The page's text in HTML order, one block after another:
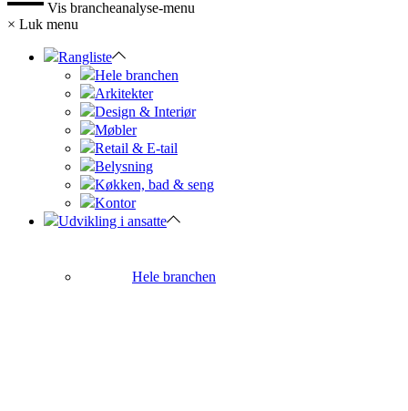
Vis brancheanalyse-menu
× Luk menu
Rangliste
Hele branchen
Arkitekter
Design & Interiør
Møbler
Retail & E-tail
Belysning
Køkken, bad & seng
Kontor
Udvikling i ansatte
Hele branchen